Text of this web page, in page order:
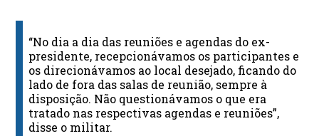
“No dia a dia das reuniões e agendas do ex-
presidente, recepcionávamos os participantes e
os direcionávamos ao local desejado, ficando do
lado de fora das salas de reunião, sempre à
disposição. Não questionávamos o que era
tratado nas respectivas agendas e reuniões”,
disse o militar.